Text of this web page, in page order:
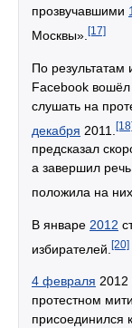
прозвучавшими
Москвы». [17]
По результатам
Facebook вошёл
слушать на
декабря 2011.
предсказал
а завершил
положила на
В январе 2012
избирателей. [20]
4 февраля 2012
протестном
присоединился